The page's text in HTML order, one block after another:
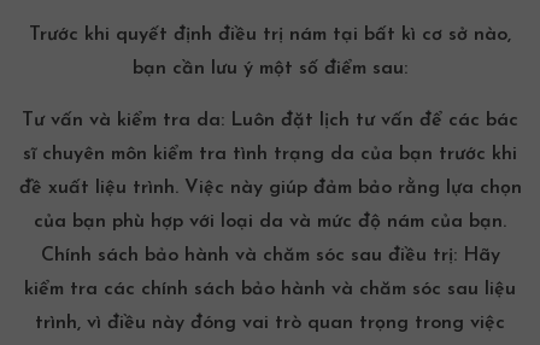
Trước khi quyết định điều trị nám tại bất kì cơ sở nào,
bạn cần lưu ý một số điểm sau:
Tư vấn và kiểm tra da: Luôn đặt lịch tư vấn để các bác
sĩ chuyên môn kiểm tra tình trạng da của bạn trước khi
đề xuất liệu trình. Việc này giúp đảm bảo rằng lựa chọn
của bạn phù hợp với loại da và mức độ nám của bạn.
Chính sách bảo hành và chăm sóc sau điều trị:Hãy
kiểm tra các chính sách bảo hành và chăm sóc sau liệu
trình, vì điều này đóng vai trò quan trọng trong việc